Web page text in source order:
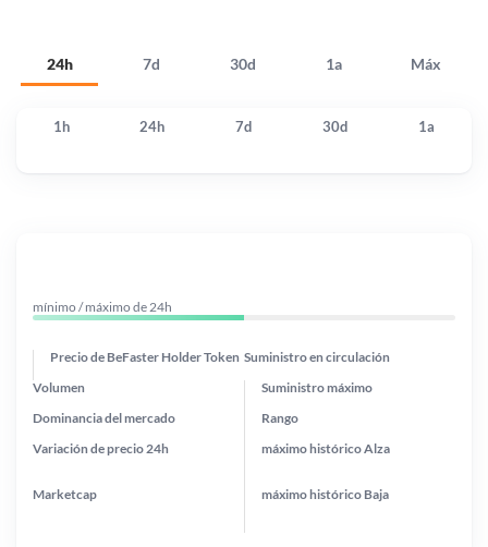
24h 7d 30d 1a Máx
1h 24h 7d 30d 1a
mínimo / máximo de 24h
Precio de BeFaster Holder Token Suministro en circulación
Variación de precio 24h
Suministro máximo
Dominancia del mercado
Marketcap
Volumen
Rango
máximo históricoAlza
máximo histórico Baja